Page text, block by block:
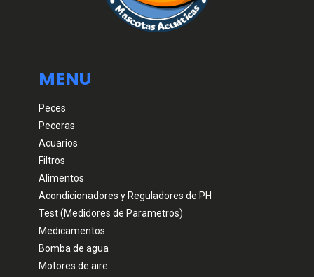
MENU
Peces
Peceras
Acuarios
Filtros
Alimentos
Acondicionadores y Reguladores de PH
Test (Medidores de Parametros)
Medicamentos
Bomba de agua
Motores de aire